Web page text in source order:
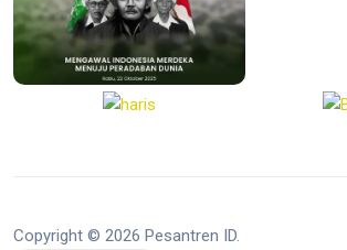
Copyright © 2026 Pesantren ID.